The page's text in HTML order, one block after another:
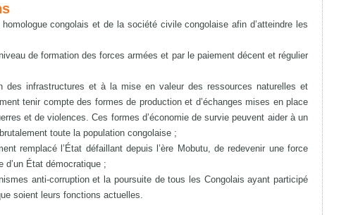
congolais et de la société civile congolaise afin d’atteindre les
de formation des forces armées et par le paiement décent et régulier
des infrastructures et à la mise en valeur des ressources naturelles et
tenir compte des formes de production et d’échanges mises en place
et de violences. Ces formes d’économie de survie peuvent aider à un
toute la population congolaise ;
remplacé l’État défaillant depuis l’ère Mobutu, de redevenir une force
État démocratique ;
anti-corruption et la poursuite de tous les Congolais ayant participé
soient leurs fonctions actuelles.